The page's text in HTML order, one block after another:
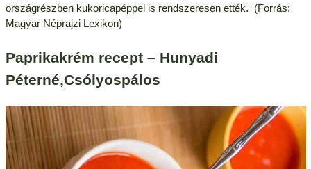
országrészben kukoricapéppel is rendszeresen ették. (Forrás:
Magyar Néprajzi Lexikon)
Paprikakrém recept – Hunyadi
Péterné,Csólyospálos